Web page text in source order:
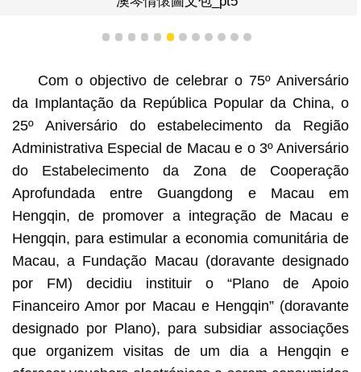
1 2 3 4 5 6 7 8 9 101112
Com o objectivo de celebrar o 75º Aniversário
da Implantação da República Popular da China, o
25º Aniversário do estabelecimento da Região
Administrativa Especial de Macau e o 3º Aniversário
do Estabelecimento da Zona de Cooperação
Aprofundada entre Guangdong e Macau em
Hengqin, de promover a integração de Macau e
Hengqin, para estimular a economia comunitária de
Macau, a Fundação Macau (doravante designado
por FM) decidiu instituir o “Plano de Apoio
Financeiro Amor por Macau e Hengqin” (doravante
designado por Plano), para subsidiar associações
que organizem visitas de um dia a Hengqin e